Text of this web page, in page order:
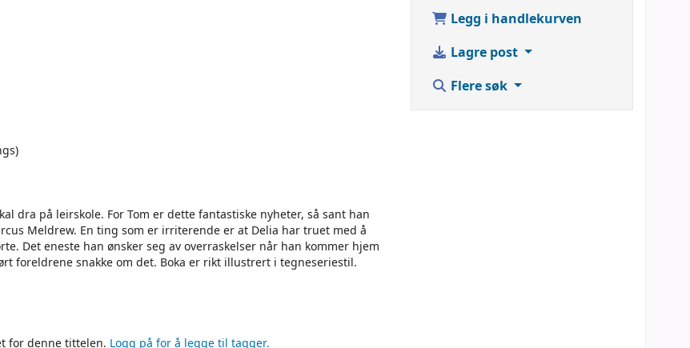
dra på leirskole. For Tom er dette fantastiske nyheter, så sant han
Meldrew. En ting som er irriterende er at Delia har truet med å
Det eneste han ønsker seg av overraskelser når han kommer hjem
foreldrene snakke om det. Boka er rikt illustrert i tegneseriestil.
for denne tittelen. Logg på for å legge til tagger.
Legg i handlekurven
Lagre post
Flere søk